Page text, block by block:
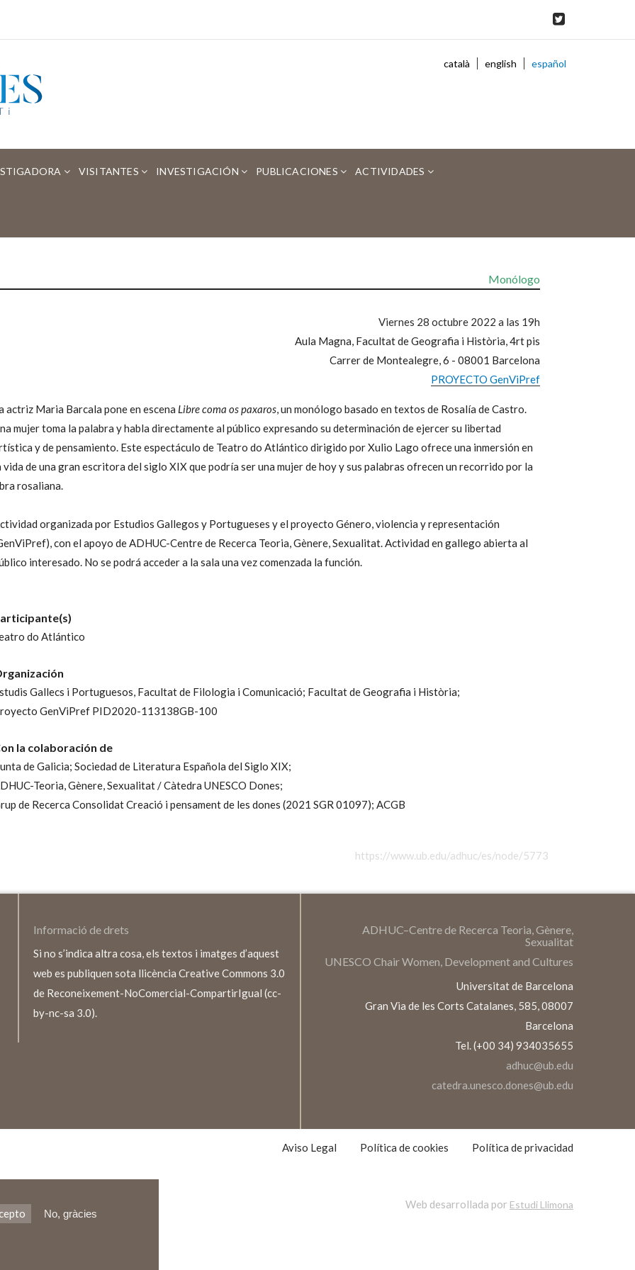
català english español
VISITANTES INVESTIGACIÓN PUBLICACIONES ACTIVIDADES
Monólogo
Viernes 28 octubre 2022 a las 19h
Aula Magna, Facultat de Geografia i Història, 4rt pis
Carrer de Montealegre, 6 - 08001 Barcelona
PROYECTO GenViPref
actriz Maria Barcala pone en escena Libre coma os paxaros, un monólogo basado en textos de Rosalía de Castro.
mujer toma la palabra y habla directamente al público expresando su determinación de ejercer su libertad
y de pensamiento. Este espectáculo de Teatro do Atlántico dirigido por Xulio Lago ofrece una inmersión en
vida de una gran escritora del siglo XIX que podría ser una mujer de hoy y sus palabras ofrecen un recorrido por la
rosaliana.
organizada por Estudios Gallegos y Portugueses y el proyecto Género, violencia y representación
con el apoyo de ADHUC-Centre de Recerca Teoria, Gènere, Sexualitat. Actividad en gallego abierta al
interesado. No se podrá acceder a la sala una vez comenzada la función.
do Atlántico
Gallecs i Portuguesos, Facultat de Filologia i Comunicació; Facultat de Geografia i Història;
GenViPref PID2020-113138GB-100
la colaboración de
de Galicia; Sociedad de Literatura Española del Siglo XIX;
Teoria, Gènere, Sexualitat / Càtedra UNESCO Dones;
de Recerca Consolidat Creació i pensament de les dones (2021 SGR 01097); ACGB
https://www.ub.edu/adhuc/es/node/5773
Informació de drets
Si no s’indica altra cosa, els textos i imatges d’aquest
web es publiquen sota llicència Creative Commons 3.0
de Reconeixement-NoComercial-CompartirIgual (cc-
by-nc-sa 3.0).
ADHUC–Centre de Recerca Teoria, Gènere,
Sexualitat
UNESCO Chair Women, Development and Cultures
Universitat de Barcelona
Gran Via de les Corts Catalanes, 585, 08007
Barcelona
Tel. (+00 34) 934035655
adhuc@ub.edu
catedra.unesco.dones@ub.edu
TEXTOS
LEGALES
Aviso Legal Política de cookies Política de privacidad
Web desarrollada por Estudi Llimona
No, gràcies